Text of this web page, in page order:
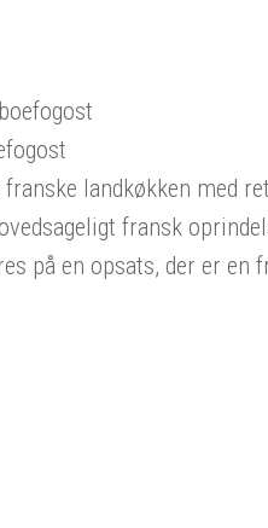
landkøkken med
fransk
på en opsats, der er en